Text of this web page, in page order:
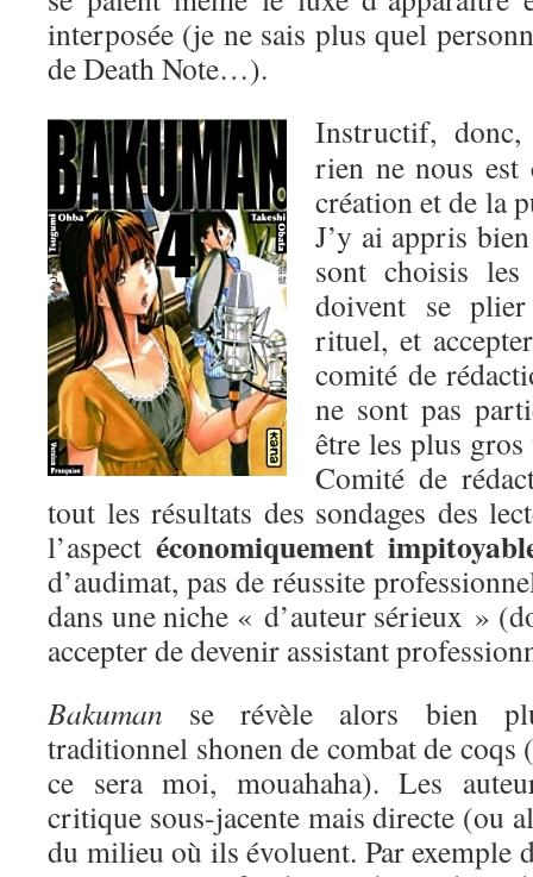
interposée (je ne sais plus quel
de Death Note…).
Instructif, donc,
rien ne nous est
création et de la
J’y ai appris
sont choisis
doivent se
rituel, et
comité de
ne sont pas
être les plus
Comité de
tout les résultats des sondages des
l’aspect économiquement
d’audimat, pas de réussite
dans une niche « d’auteur sérieux »
accepter de devenir assistant
Bakuman se révèle alors bien
traditionnel shonen de combat de coqs
ce sera moi, mouahaha). Les
critique sous-jacente mais directe (ou
du milieu où ils évoluent. Par exemple